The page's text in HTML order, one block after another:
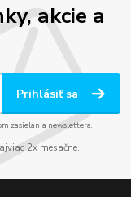
akcie a
Prihlásiť sa
zasielania newslettera.
2x mesačne.